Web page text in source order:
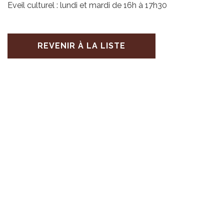
Eveil culturel : lundi et mardi de 16h à 17h30
REVENIR À LA LISTE